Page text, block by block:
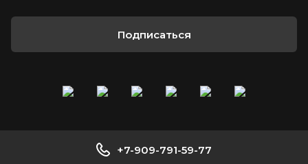
Подписаться
+7-909-791-59-77